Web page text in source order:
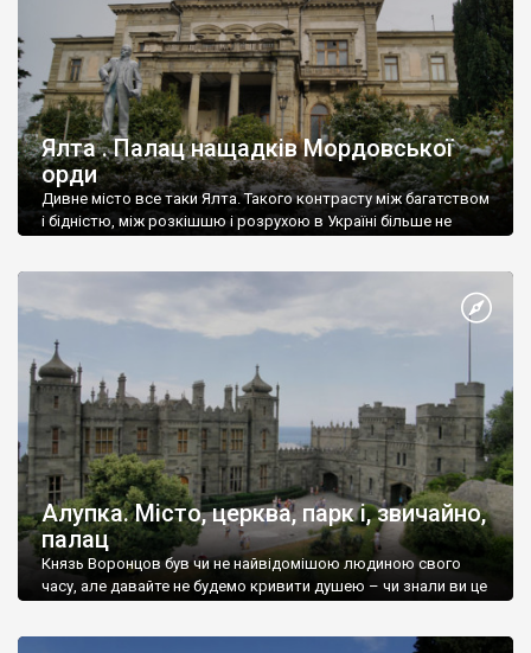
Ялта . Палац нащадків Мордовської
орди
Дивне місто все таки Ялта. Такого контрасту між багатством
і бідністю, між розкішшю і розрухою в Україні більше не
Алупка. Місто, церква, парк і, звичайно,
палац
Князь Воронцов був чи не найвідомішою людиною свого
часу, але давайте не будемо кривити душею – чи знали ви це